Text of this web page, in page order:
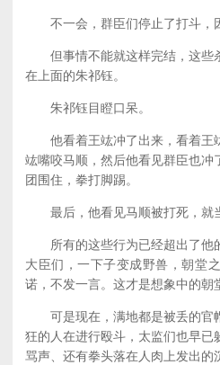
不一会，群臣们停止了打斗，因
但事情不能就这样完结，这些
在上面的朱祁钰。
朱祁钰目瞪口呆。
他看着王竑冲了出来，看着王
竑嘴咬马顺，然后他看见群臣也冲
团围住，拳打脚踢。
最后，他看见马顺被打死，就当
所有的这些行为已经超出了他
大臣们，一下子变成野兽，朝堂
诺，不发一言。这才是想象中的朝
可是现在，满地都是被丢的官
狂的人在进行殴斗，太监们也早已
骂声、还有拳头落在人肉上发出的